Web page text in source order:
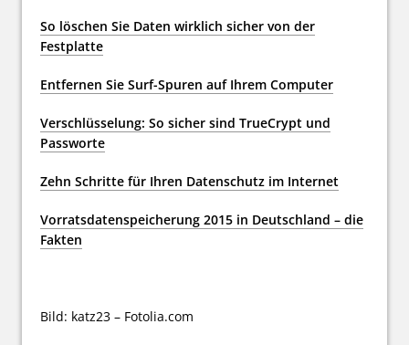
So löschen Sie Daten wirklich sicher von der
Festplatte
Entfernen Sie Surf-Spuren auf Ihrem Computer
Verschlüsselung: So sicher sind TrueCrypt und
Passworte
Zehn Schritte für Ihren Datenschutz im Internet
Vorratsdatenspeicherung 2015 in Deutschland – die
Fakten
Bild: katz23 – Fotolia.com